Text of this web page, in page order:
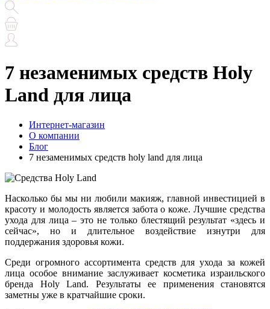
7 незаменимых средств Holy
Land для лица
Интернет-магазин
О компании
Блог
7 незаменимых средств holy land для лица
Насколько бы мы ни любили макияж, главной инвестицией в
красоту и молодость является забота о коже. Лучшие средства
ухода для лица – это не только блестящий результат «здесь и
сейчас», но и длительное воздействие изнутри для
поддержания здоровья кожи.
Среди огромного ассортимента средств для ухода за кожей
лица особое внимание заслуживает косметика израильского
бренда Holy Land. Результаты ее применения становятся
заметны уже в кратчайшие сроки.